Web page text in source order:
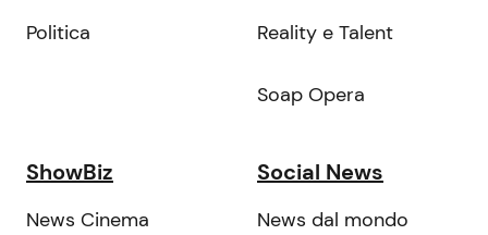
Politica Reality e Talent
Soap Opera
ShowBiz
News Cinema
Social News
News dal mondo